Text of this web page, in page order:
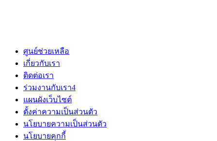
ศูนย์ช่วยเหลือ
เกี่ยวกับเรา
ติดต่อเรา
ร่วมงานกับเรา4
แผนผังเว็บไซต์
ตั้งค่าความเป็นส่วนตัว
นโยบายความเป็นส่วนตัว
นโยบายคุกกี้